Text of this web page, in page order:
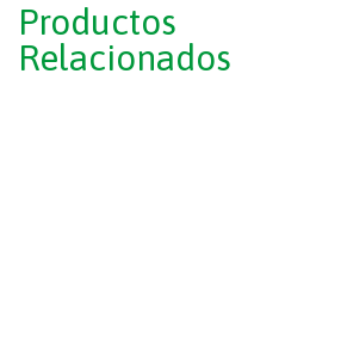
Productos
Relacionados